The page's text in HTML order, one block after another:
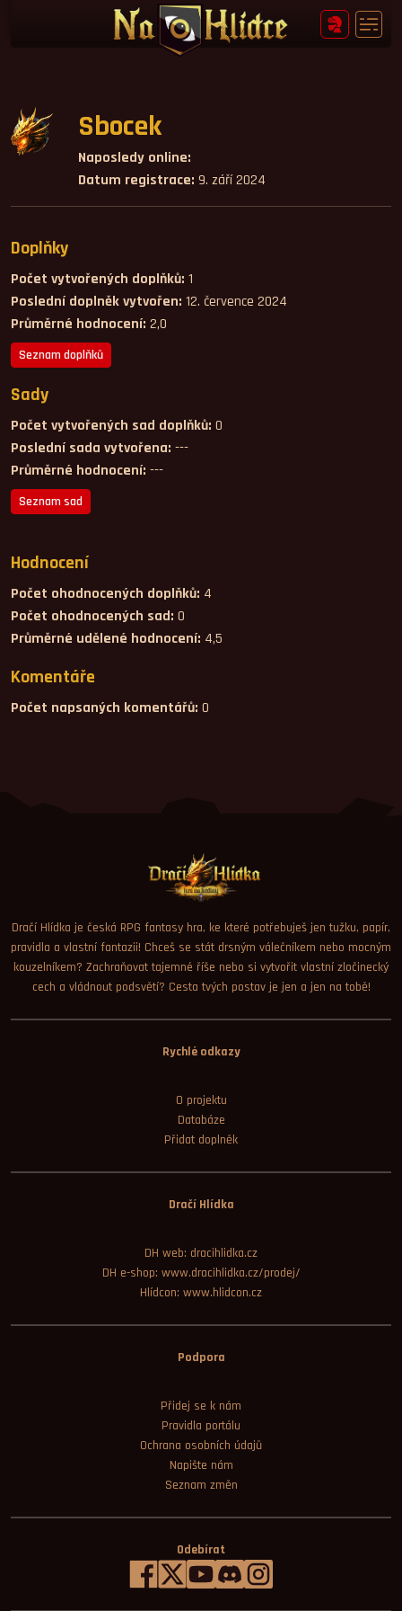
Sbocek
Naposledy online:
Datum registrace: 9. září 2024
Doplňky
Počet vytvořených doplňků: 1
Poslední doplněk vytvořen: 12. července 2024
Průměrné hodnocení: 2,0
Seznam doplňků
Sady
Počet vytvořených sad doplňků: 0
Poslední sada vytvořena: ---
Průměrné hodnocení: ---
Seznam sad
Hodnocení
Počet ohodnocených doplňků: 4
Počet ohodnocených sad: 0
Průměrné udělené hodnocení: 4,5
Komentáře
Počet napsaných komentářů: 0
Dračí Hlídka je česká RPG fantasy hra, ke které potřebuješ jen tužku, papír,
pravidla a vlastní fantazii! Chceš se stát drsným válečníkem nebo mocným
kouzelníkem? Zachraňovat tajemné říše nebo si vytvořit vlastní zločinecký
cech a vládnout podsvětí? Cesta tvých postav je jen a jen na tobě!
Rychlé odkazy
O projektu
Databáze
Přidat doplněk
Dračí Hlídka
DH web: dracihlidka.cz
DH e-shop: www.dracihlidka.cz/prodej/
Hlídcon: www.hlidcon.cz
Podpora
Přidej se k nám
Pravidla portálu
Ochrana osobních údajů
Napište nám
Seznam změn
Odebírat